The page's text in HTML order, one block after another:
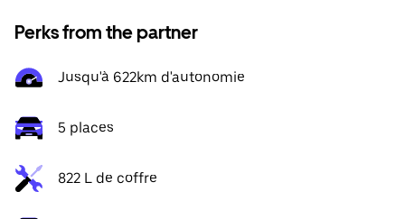
Perks from the partner
Jusqu'à 622km d'autonomie
5 places
822 L de coffre